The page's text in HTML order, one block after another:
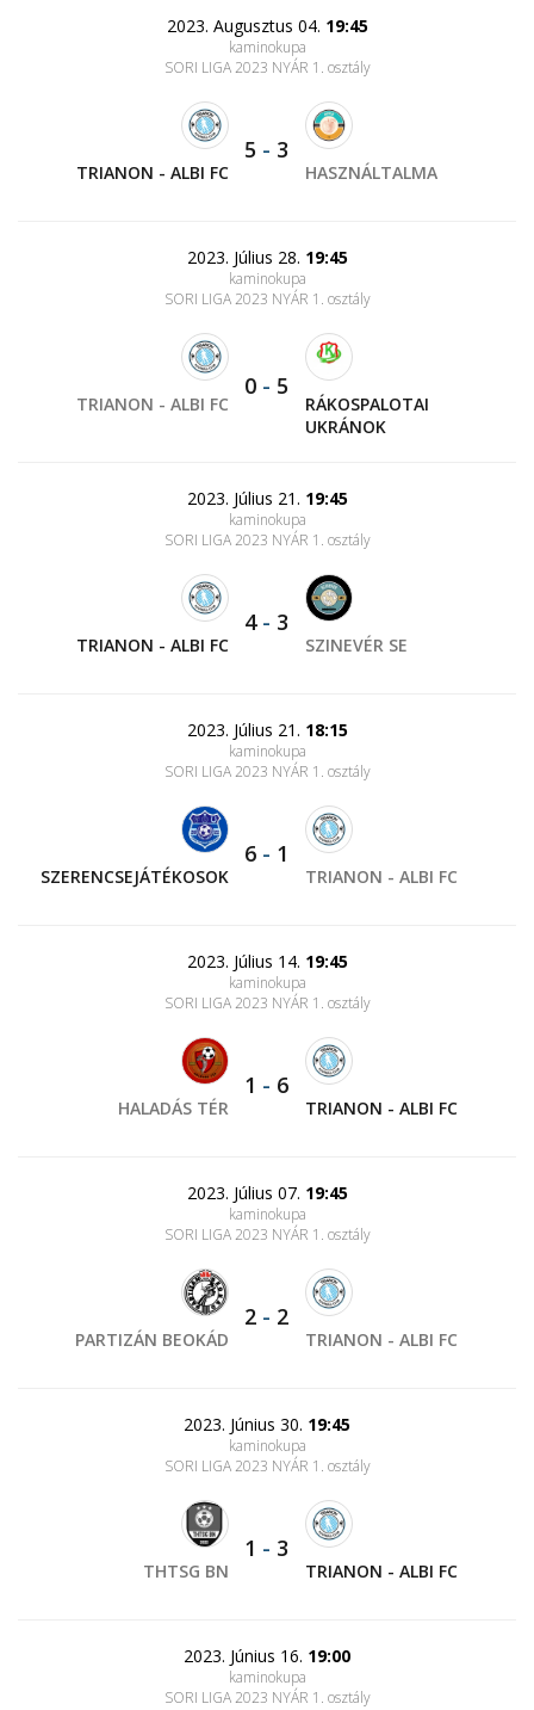
2023. Augusztus 04. 19:45
kaminokupa
SORI LIGA 2023 NYÁR 1. osztály
TRIANON - ALBI FC
5 - 3
HASZNÁLTALMA
2023. Július 28. 19:45
kaminokupa
SORI LIGA 2023 NYÁR 1. osztály
TRIANON - ALBI FC
0 - 5
RÁKOSPALOTAI
UKRÁNOK
2023. Július 21. 19:45
kaminokupa
SORI LIGA 2023 NYÁR 1. osztály
TRIANON - ALBI FC
4- 3
SZINEVÉR SE
2023. Július 21. 18:15
kaminokupa
SORI LIGA 2023 NYÁR 1. osztály
SZERENCSEJÁTÉKOSOK
6 - 1
TRIANON - ALBI FC
2023. Július 14. 19:45
kaminokupa
SORI LIGA 2023 NYÁR 1. osztály
HALADÁS TÉR
1 - 6
TRIANON - ALBI FC
2023. Július 07. 19:45
kaminokupa
SORI LIGA 2023 NYÁR 1. osztály
PARTIZÁN BEOKÁD
2 - 2
TRIANON - ALBI FC
2023. Június 30. 19:45
kaminokupa
SORI LIGA 2023 NYÁR 1. osztály
THTSG BN
1 - 3
TRIANON - ALBI FC
2023. Június 16. 19:00
kaminokupa
SORI LIGA 2023 NYÁR 1. osztály